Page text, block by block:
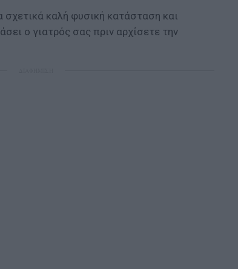
σχετικά καλή φυσική κατάσταση και
ο γιατρός σας πριν αρχίσετε την